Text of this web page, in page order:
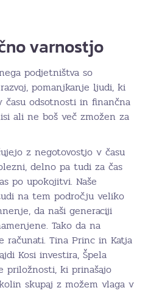
varnostjo
podjetništva so
pomanjkanje ljudi, ki
odsotnosti in finančna
ali ne boš več zmožen za
z negotovostjo v času
delno pa tudi za čas
po upokojitvi. Naše
na tem področju veliko
da naši generaciji
Tako da na
računati. Tina Princ in Katja
Kosi investira, Špela
priložnosti, ki prinašajo
skupaj z možem vlaga v